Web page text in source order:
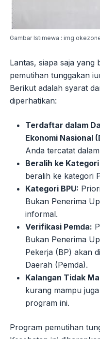
Gambar Istimewa :
Lantas, siapa saja yang
pemutihan tunggakan
Berikut adalah syarat
diperhatikan:
Terdaftar dalam
Ekonomi Nasional
Anda tercatat
Beralih ke Kategori
beralih ke kategori
Kategori BPU:
Bukan Penerima
informal.
Verifikasi Pemda:
Bukan Penerima
Pekerja (BP) akan
Daerah (Pemda).
Kalangan Tidak
kurang mampu
program ini.
Program pemutihan